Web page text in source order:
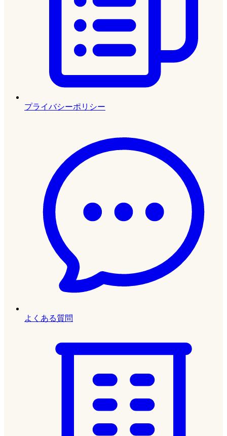
プライバシーポリシー
よくある質問